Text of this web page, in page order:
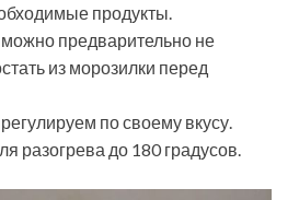
продукты.
предварительно не
из морозилки перед
по своему вкусу.
разогрева до 180 градусов.